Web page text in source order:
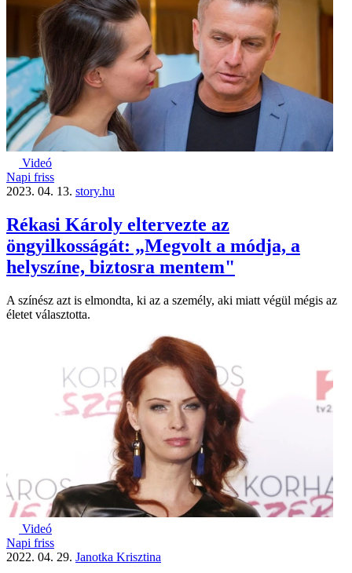
Videó
Napi friss
2023. 04. 13. story.hu
Rékasi Károly eltervezte az
öngyilkosságát: „Megvolt a módja, a
helyszíne, biztosra mentem"
A színész azt is elmondta, ki az a személy, aki miatt végül mégis az
életet választotta.
Videó
Napi friss
2022. 04. 29. Janotka Krisztina